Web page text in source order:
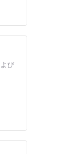
び